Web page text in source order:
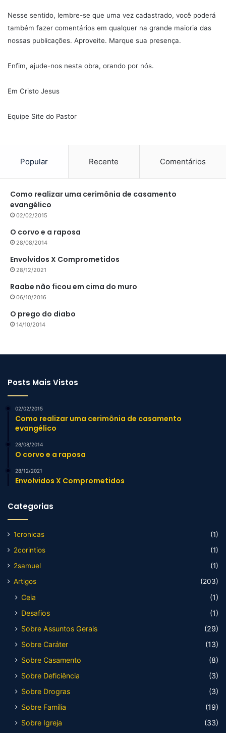
Nesse sentido, lembre-se que uma vez cadastrado, você poderá
também fazer comentários em qualquer na grande maioria das
nossas publicações. Aproveite. Marque sua presença.
Enfim, ajude-nos nesta obra, orando por nós.
Em Cristo Jesus
Equipe Site do Pastor
Popular Recente Comentários
Como realizar uma cerimônia de casamento
evangélico
02/02/2015
O corvo e a raposa
28/08/2014
Envolvidos X Comprometidos
28/12/2021
Raabe não ficou em cima do muro
06/10/2016
O prego do diabo
14/10/2014
Posts Mais Vistos
02/02/2015
Como realizar uma cerimônia de casamento
evangélico
28/08/2014
O corvo e a raposa
28/12/2021
Envolvidos X Comprometidos
Categorias
1cronicas
(1)
2corintios
(1)
2samuel
(1)
Artigos
(203)
Ceia
(1)
Desafios
(1)
Sobre Assuntos Gerais
(29)
Sobre Caráter
(13)
Sobre Casamento
(8)
Sobre Deficiência
(3)
Sobre Drogras
(3)
Sobre Família
(19)
Sobre Igreja
(33)